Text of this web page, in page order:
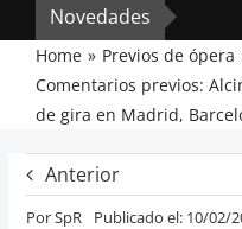
Inicio
Actual
Artículos
Crítica
Previos de ópera
Entrevistas
Novedades
Home
Previos de ópera
Comentarios previos:
de gira en Madrid,
Anterior
PorSpR Publicado el: 10/02/